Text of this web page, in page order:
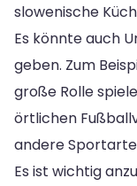
slowenische
Es könnte auch
geben. Zum
große Rolle
örtlichen
andere
Es ist wichtig